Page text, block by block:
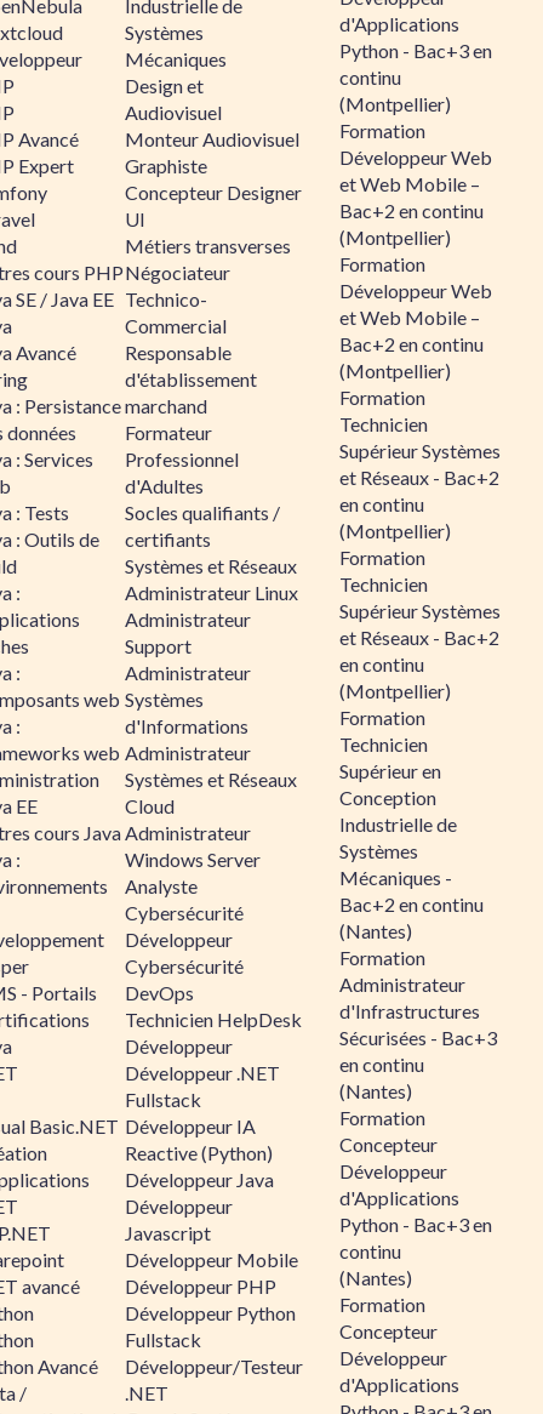
Avancé
Expert
cours PHP
SE / Java EE
Avancé
: Persistance
données
: Services
: Tests
: Outils de
:
:
web
:
web
EE
cours Java
:
- Portails
Basic.NET
avancé
Avancé
/
Industrielle de
Systèmes
Mécaniques
Design et
Audiovisuel
Monteur Audiovisuel
Graphiste
Concepteur Designer
UI
Métiers transverses
Négociateur
Technico-
Commercial
Responsable
d'établissement
marchand
Formateur
Professionnel
d'Adultes
Socles qualifiants /
certifiants
Systèmes et Réseaux
Administrateur Linux
Administrateur
Support
Administrateur
Systèmes
d'Informations
Administrateur
Systèmes et Réseaux
Cloud
Administrateur
Windows Server
Analyste
Cybersécurité
Développeur
Cybersécurité
DevOps
Technicien HelpDesk
Développeur
Développeur .NET
Fullstack
Développeur IA
Reactive (Python)
Développeur Java
Développeur
Javascript
Développeur Mobile
Développeur PHP
Développeur Python
Fullstack
Développeur/Testeur
.NET
d'Applications
Python - Bac+3 en
continu
(Montpellier)
Formation
Développeur Web
et Web Mobile –
Bac+2 en continu
(Montpellier)
Formation
Développeur Web
et Web Mobile –
Bac+2 en continu
(Montpellier)
Formation
Technicien
Supérieur Systèmes
et Réseaux - Bac+2
en continu
(Montpellier)
Formation
Technicien
Supérieur Systèmes
et Réseaux - Bac+2
en continu
(Montpellier)
Formation
Technicien
Supérieur en
Conception
Industrielle de
Systèmes
Mécaniques -
Bac+2 en continu
(Nantes)
Formation
Administrateur
d'Infrastructures
Sécurisées - Bac+3
en continu
(Nantes)
Formation
Concepteur
Développeur
d'Applications
Python - Bac+3 en
continu
(Nantes)
Formation
Concepteur
Développeur
d'Applications